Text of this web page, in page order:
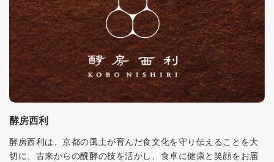
酵房西利
酵房西利は、京都の風土が育んだ食文化を守り伝えることを大
切に、古来からの醗酵の技を活かし、食卓に健康と笑顔をお届